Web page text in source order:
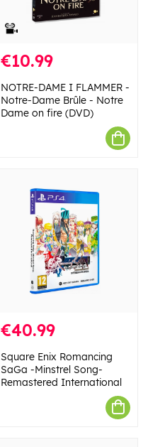
€10.99
NOTRE-DAME I FLAMMER -
Notre-Dame Brûle - Notre
Dame on fire (DVD)
€40.99
Square Enix Romancing
SaGa -Minstrel Song-
Remastered International